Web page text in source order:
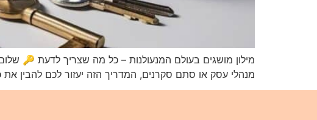
מילון מושגים בעולם המנעולנות – כל מה שצריך לדעת 🔑
מנהלי עסק או סתם סקרנים, המדריך הזה יעזור לכם להבין